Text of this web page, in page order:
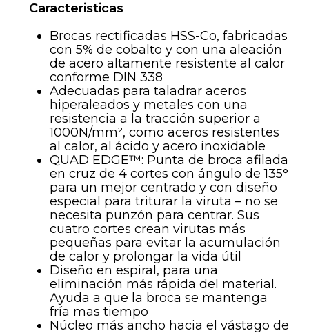
Caracteristicas
Brocas rectificadas HSS-Co, fabricadas
con 5% de cobalto y con una aleación
de acero altamente resistente al calor
conforme DIN 338
Adecuadas para taladrar aceros
hiperaleados y metales con una
resistencia a la tracción superior a
1000N/mm², como aceros resistentes
al calor, al ácido y acero inoxidable
QUAD EDGE™: Punta de broca afilada
en cruz de 4 cortes con ángulo de 135°
para un mejor centrado y con diseño
especial para triturar la viruta – no se
necesita punzón para centrar. Sus
cuatro cortes crean virutas más
pequeñas para evitar la acumulación
de calor y prolongar la vida útil
Diseño en espiral, para una
eliminación más rápida del material.
Ayuda a que la broca se mantenga
fría mas tiempo
Núcleo más ancho hacia el vástago de